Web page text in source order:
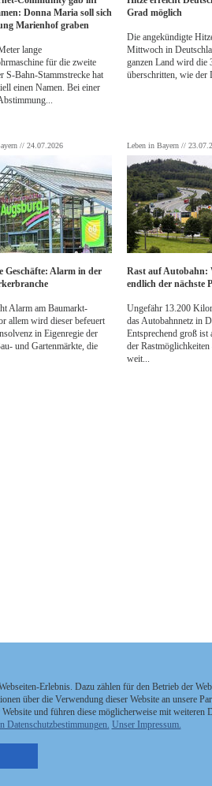
Donna Maria soll sich
Marienhof graben
lange
für die zweite
S-Bahn-Stammstrecke hat
einen Namen. Bei einer
Grad möglich
Die angekündigte
Mittwoch in
ganzen Land wird die
überschritten, wie der
// 24.07.2026
Geschäfte: Alarm in der
Alarm am Baumarkt-
allem wird dieser befeuert
in Eigenregie der
und Gartenmärkte, die
Leben in Bayern //
Rast auf Autobahn:
endlich der nächste
Ungefähr 13.200
das Autobahnnetz in
Entsprechend groß ist
der
weit...
Staatszeitung
Erlebnis. Dazu zählen für den Betrieb der
über die Verwendung dieser Website an unsere
und führen diese möglicherweise mit
Datenschutzbestimmungen. Unser Impressum.